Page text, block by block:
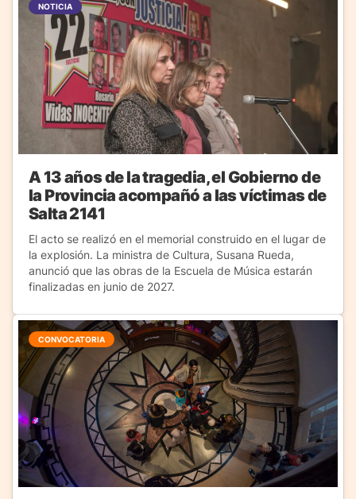
NOTICIA
A 13 años de la tragedia, el Gobierno de
la Provincia acompañó a las víctimas de
Salta 2141
El acto se realizó en el memorial construido en el lugar de
la explosión. La ministra de Cultura, Susana Rueda,
anunció que las obras de la Escuela de Música estarán
finalizadas en junio de 2027.
CONVOCATORIA